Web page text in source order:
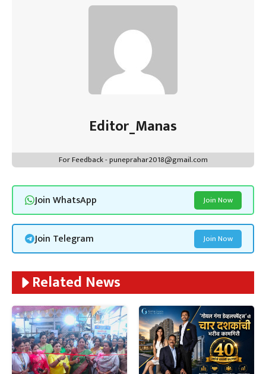
Editor_Manas
For Feedback - puneprahar2018@gmail.com
Join WhatsApp Join Now
Join Telegram Join Now
Related News